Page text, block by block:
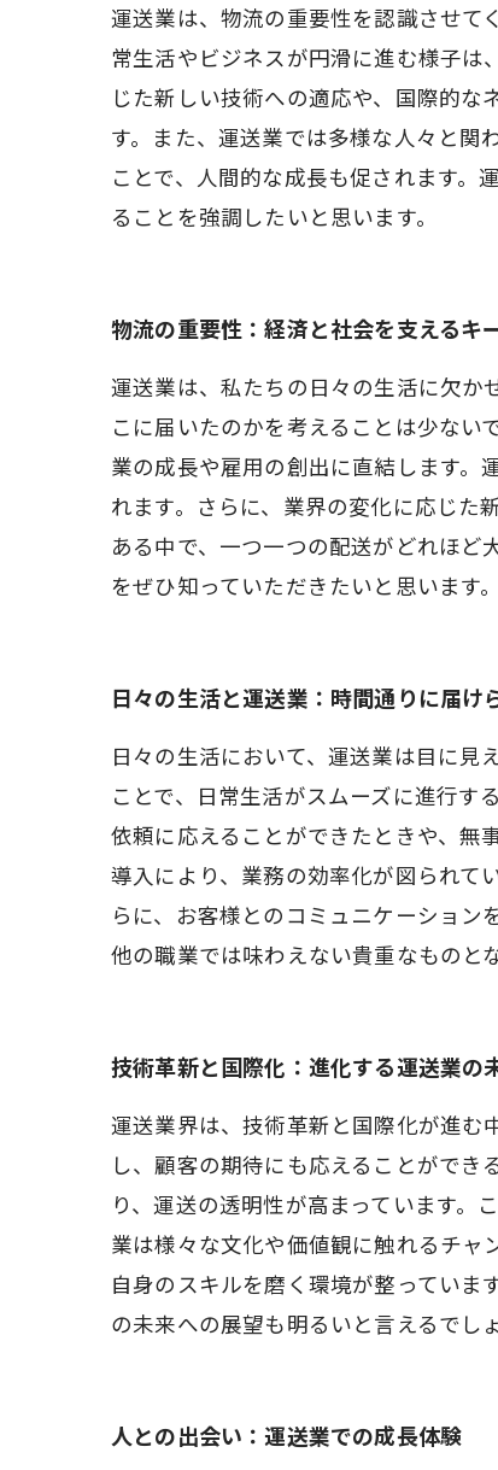
運送業は、物流の重要性を認識させて
常生活やビジネスが円滑に進む様子は
じた新しい技術への適応や、国際的
す。また、運送業では多様な人々と関
ことで、人間的な成長も促されます
ることを強調したいと思います。
物流の重要性：経済と社会を支えるキ
運送業は、私たちの日々の生活に欠か
こに届いたのかを考えることは少ない
業の成長や雇用の創出に直結します。
れます。さらに、業界の変化に応じた
ある中で、一つ一つの配送がどれほど
をぜひ知っていただきたいと思います。
日々の生活と運送業：時間通りに届け
日々の生活において、運送業は目に見
ことで、日常生活がスムーズに進行す
依頼に応えることができたときや、無
導入により、業務の効率化が図られて
らに、お客様とのコミュニケーション
他の職業では味わえない貴重なものと
技術革新と国際化：進化する運送業の
運送業界は、技術革新と国際化が進む
し、顧客の期待にも応えることがで
り、運送の透明性が高まっています。
業は様々な文化や価値観に触れるチャ
自身のスキルを磨く環境が整っていま
の未来への展望も明るいと言えるでし
人との出会い：運送業での成長体験